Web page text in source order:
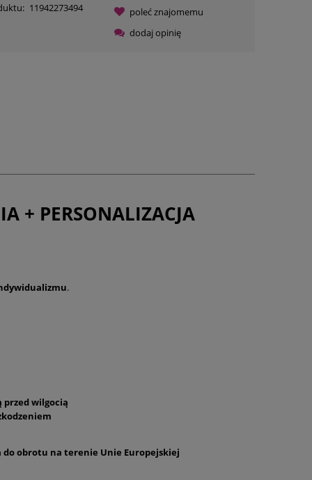
11942273494
poleć znajomemu
dodaj opinię
+ PERSONALIZACJA
.
wilgocią
do obrotu na terenie Unie Europejskiej